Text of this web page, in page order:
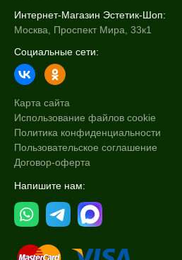
Интернет-Магазин Эстетик-Шоп:
Москва, Проспект Мира, 33к1
Социальные сети:
Карта сайта
Использование файлов cookie
Политика конфиденциальности
Пользовательское соглашение
Договор-оферта
Напишите нам: